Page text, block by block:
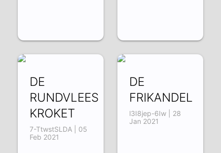
DE
RUNDVLEES
KROKET
7-TtwstSLDA | 05
Feb 2021
DE
FRIKANDEL
l3I8jep-6Iw | 28
Jan 2021